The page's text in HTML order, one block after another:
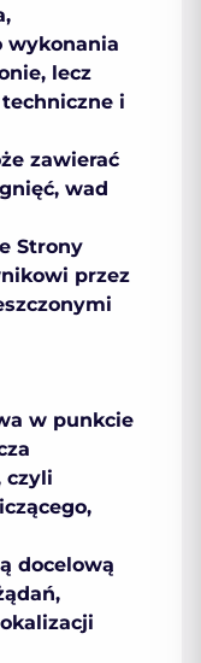
wykonania
lecz
i
zawierać
wad
Strony
przez
w punkcie
czyli
docelową